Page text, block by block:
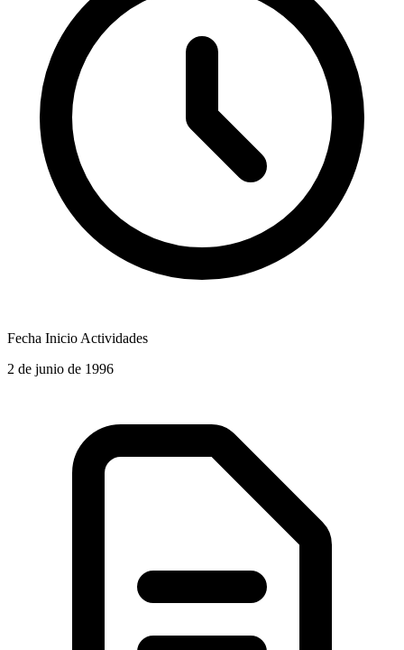
Fecha Inicio Actividades
2 de junio de 1996